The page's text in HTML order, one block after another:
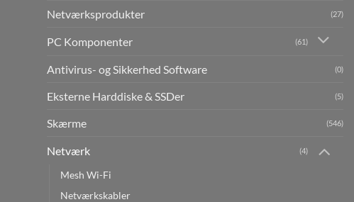
Netværksprodukter (27)
PC Komponenter (61)
Antivirus- og Sikkerhed Software (0)
Eksterne Harddiske & SSDer (5)
Skærme (546)
Netværk (4)
Mesh Wi-Fi
Netværkskabler